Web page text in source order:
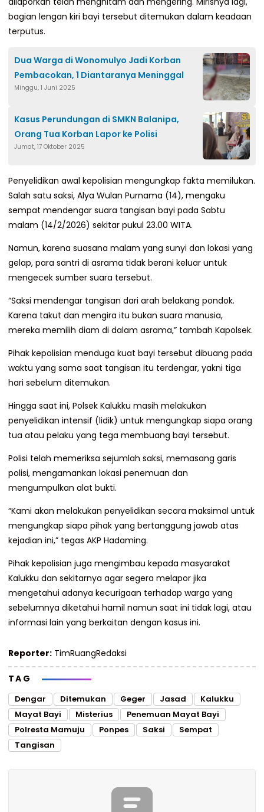
bagian lengan kiri bayi tersebut ditemukan dalam keadaan
terputus.
Dua Warga di Wonomulyo Jadi Korban
Pembacokan, 1 Diantaranya Meninggal
Minggu, 1 Juni 2025
Kasus Perundungan di SMKN Balanipa,
Orang Tua Korban Lapor ke Polisi
Jumat, 17 Oktober 2025
Penyelidikan awal kepolisian mengungkap fakta memilukan.
Salah satu saksi, Alya Wulan Purnama (14), mengaku
sempat mendengar suara tangisan bayi pada Sabtu
malam (14/2/2026) sekitar pukul 23.00 WITA.
Namun, karena suasana malam yang sunyi dan lokasi yang
gelap, para santri di asrama tidak berani keluar untuk
mengecek sumber suara tersebut.
“Saksi mendengar tangisan dari arah belakang pondok.
Karena takut dan mengira itu bukan suara manusia,
mereka memilih diam di dalam asrama,” tambah Kapolsek.
Pihak kepolisian menduga kuat bayi tersebut dibuang pada
waktu yang sama saat tangisan itu terdengar, yakni tiga
hari sebelum ditemukan.
Hingga saat ini, Polsek Kalukku masih melakukan
penyelidikan intensif (lidik) untuk mengungkap siapa orang
tua atau pelaku yang tega membuang bayi tersebut.
Polisi telah memeriksa sejumlah saksi, memasang garis
polisi, mengamankan lokasi penemuan dan
mengumpulkan alat bukti.
“Kami akan melakukan penyelidikan secara maksimal untuk
mengungkap siapa pihak yang bertanggung jawab atas
kejadian ini,” tegas AKP Hadaming.
Pihak kepolisian juga mengimbau kepada masyarakat
Kalukku dan sekitarnya agar segera melapor jika
mengetahui adanya kecurigaan terhadap warga yang
sebelumnya diketahui hamil namun saat ini tidak lagi, atau
informasi lain yang berkaitan dengan kasus ini.
Reporter: TimRuangRedaksi
TAG
Dengar Ditemukan Geger Jasad
Kalukku
Mayat Bayi
Misterius
Penemuan Mayat Bayi
Polresta Mamuju
Ponpes Saksi
Sempat
Tangisan